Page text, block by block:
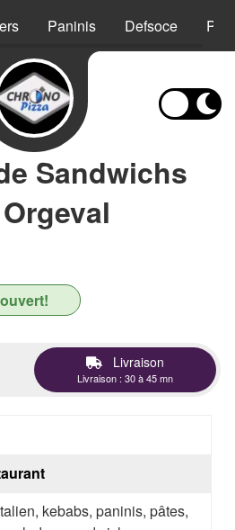
Paninis Defsoce
Sandwichs
Livraison
Livraison : 30 à 45 mn
kebabs, paninis, pâtes,